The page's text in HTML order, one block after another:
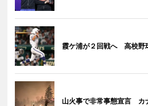
霞ケ浦が２回戦へ 高校野
山火事で非常事態宣言 カ